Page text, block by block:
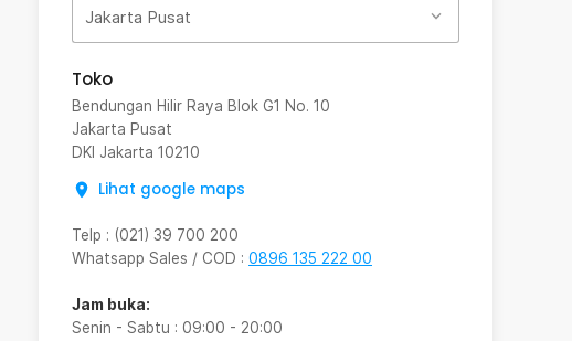
Jakarta Pusat
Toko
Bendungan Hilir Raya Blok G1 No. 10
Jakarta Pusat
DKI Jakarta 10210
Lihat google maps
Telp : (021) 39 700 200
Whatsapp Sales / COD : 0896 135 222 00
Jam buka:
Senin - Sabtu : 09:00 - 20:00